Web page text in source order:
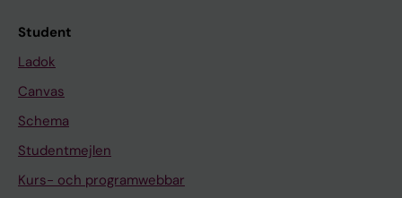
Student
Ladok
Canvas
Schema
Studentmejlen
Kurs- och programwebbar